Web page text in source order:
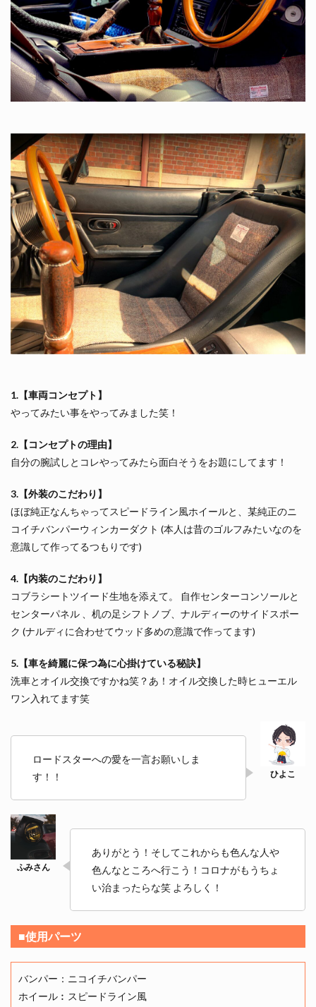
1.【車両コンセプト】
やってみたい事をやってみました笑！
2.【コンセプトの理由】
自分の腕試しとコレやってみたら面白そうをお題にしてます！
3.【外装のこだわり】
ほぼ純正なんちゃってスピードライン風ホイールと、某純正のニ
コイチバンパーウィンカーダクト (本人は昔のゴルフみたいなのを
意識して作ってるつもりです)
4.【内装のこだわり】
コブラシートツイード生地を添えて。 自作センターコンソールと
センターパネル 、机の足シフトノブ、ナルディーのサイドスポー
ク (ナルディに合わせてウッド多めの意識で作ってます)
5.【車を綺麗に保つ為に心掛けている秘訣】
洗車とオイル交換ですかね笑？あ！オイル交換した時ヒューエル
ワン入れてます笑
ロードスターへの愛を一言お願いしま
す！！
ありがとう！そしてこれからも色んな人や
色んなところへ行こう！コロナがもうちょ
い治まったらな笑 よろしく！
■使用パーツ
バンパー：ニコイチバンパー
ホイール︰スピードライン風